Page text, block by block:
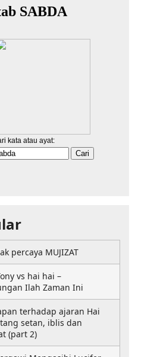
percaya MUJIZAT
vs hai hai –
Ilah Zaman Ini
terhadap ajaran Hai
setan, iblis dan
(part 2)